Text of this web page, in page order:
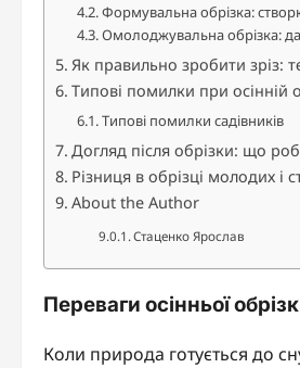
Формувальна обрізка:
Омолоджувальна обрізка:
Як правильно зробити зріз:
Типові помилки при осінній
Типові помилки садівників
Догляд після обрізки: що
Різниця в обрізці молодих і
About the Author
Стаценко Ярослав
Переваги осінньої
Коли природа готується до